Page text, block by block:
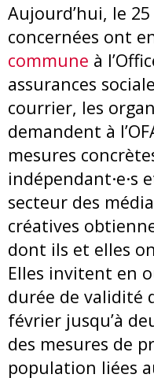
Aujourd’hui, le
concernées ont
commune à
assurances
courrier, les
demandent à
mesures
indépendant·e·s
secteur des
créatives
dont ils et elles
Elles invitent en
durée de validité
février jusqu’à
des mesures de
population liées